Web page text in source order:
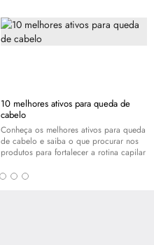
10 melhores ativos para queda de
cabelo
Conheça os melhores ativos para queda
de cabelo e saiba o que procurar nos
produtos para fortalecer a rotina capilar